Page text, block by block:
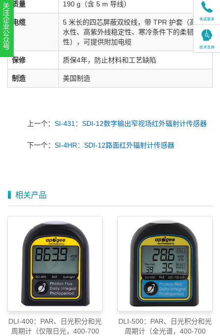
质量 190 g（含 5 m 导线）
电缆
5 米长的四芯屏蔽双绞线，带 TPR 护套（高防
水性、高紫外线稳定性、寒冷条件下的柔韧
性），可提供附加电缆
保修 质保4年，防止材料和工艺缺陷
制造 美国制造
上一个： SI-431：SDI-12数字输出窄视场红外辐射计传感器
下一个： SI-4HR：SDI-12路面红外辐射计传感器
相关产品
DLI-400：PAR、日光积分和光
周期计（仅限日光，400-700
DLI-500：PAR、日光积分和光
周期计（全光谱，400-700
扫一扫，关注官方账号
010-52867771